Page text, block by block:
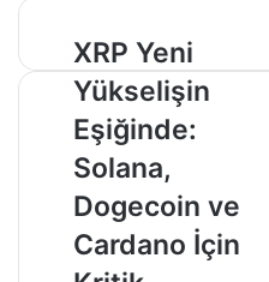
XRP
Yeni
Yükselişin
Eşiğinde:
Solana,
Dogecoin
ve
Cardano
İçin
Kritik
XRP Yeni
Yükselişin
Eşiğinde:
Solana,
Dogecoin ve
Cardano İçin